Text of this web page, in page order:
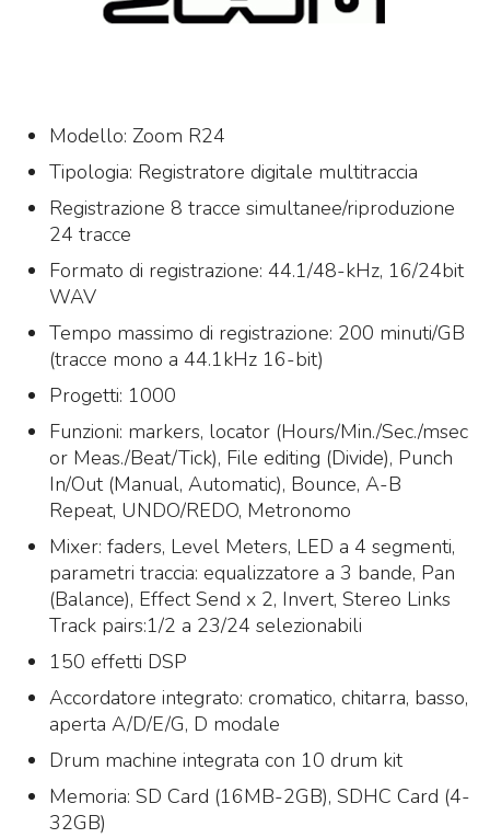
Modello: Zoom R24
Tipologia: Registratore digitale multitraccia
Registrazione 8 tracce simultanee/riproduzione
24 tracce
Formato di registrazione: 44.1/48-kHz, 16/24bit
WAV
Tempo massimo di registrazione: 200 minuti/GB
(tracce mono a 44.1kHz 16-bit)
Progetti: 1000
Funzioni: markers, locator (Hours/Min./Sec./msec
or Meas./Beat/Tick), File editing (Divide), Punch
In/Out (Manual, Automatic), Bounce, A-B
Repeat, UNDO/REDO, Metronomo
Mixer: faders, Level Meters, LED a 4 segmenti,
parametri traccia: equalizzatore a 3 bande, Pan
(Balance), Effect Send x 2, Invert, Stereo Links
Track pairs:1/2 a 23/24 selezionabili
150 effetti DSP
Accordatore integrato: cromatico, chitarra, basso,
aperta A/D/E/G, D modale
Drum machine integrata con 10 drum kit
Memoria: SD Card (16MB-2GB), SDHC Card (4-
32GB)